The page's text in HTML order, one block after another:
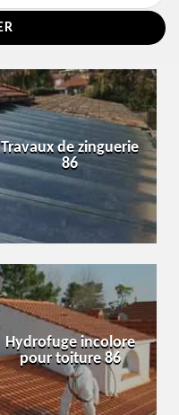
Travaux de zinguerie
86
Hydrofuge incolore
pour toiture 86